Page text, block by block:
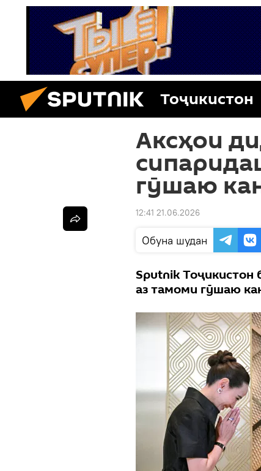
Тоҷикистон
Аксҳои
гӯшаю
12:41 21.06.2026
Обуна шудан
Sputnik Тоҷикистон
аз тамоми гӯшаю